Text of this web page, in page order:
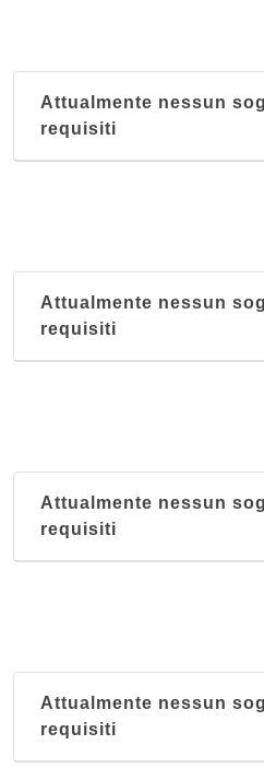
Attualmente nessun
requisiti
Attualmente nessun
requisiti
Attualmente nessun
requisiti
Attualmente nessun
requisiti